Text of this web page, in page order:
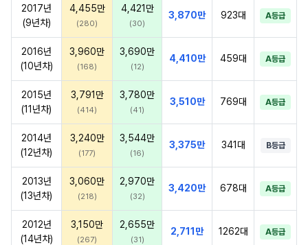
2017년
(9년차)
4,455만
(280)
4,421만
(30)
3,870만 923대 A등급
2016년
(10년차)
3,960만
(168)
3,690만
(12)
4,410만 459대 A등급
2015년
(11년차)
3,791만
(414)
3,780만
(41)
3,510만 769대 A등급
2014년
(12년차)
3,240만
(177)
3,544만
(16)
3,375만 341대 B등급
2013년
(13년차)
3,060만
(218)
2,970만
(32)
3,420만 678대 A등급
2012년
(14년차)
3,150만
(267)
2,655만
(31)
2,711만 1262대 A등급